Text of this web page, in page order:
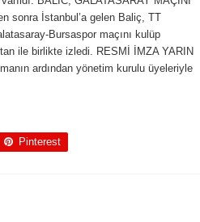
sonra İstanbul’a gelen Baliç, TT
Bursaspor maçını kulüp
ile birlikte izledi. RESMİ İMZA YARIN
ardından yönetim kurulu üyeleriyle
Pinterest